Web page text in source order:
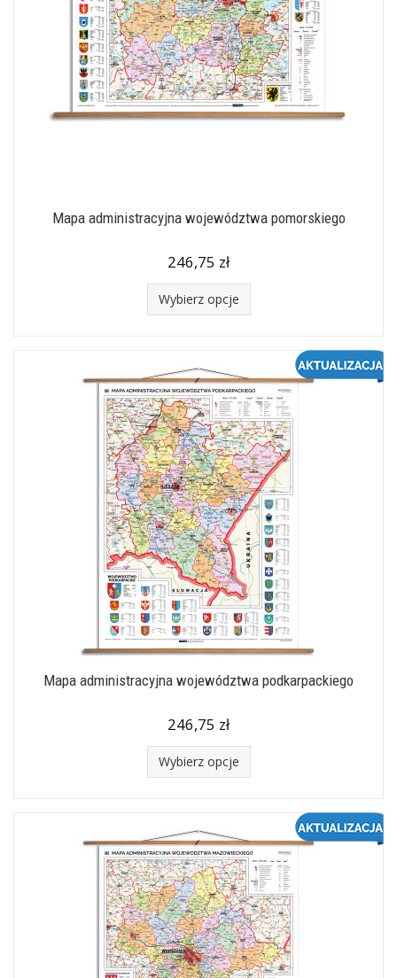
Mapa administracyjna województwa pomorskiego
246,75 zł
Wybierz opcje
Mapa administracyjna województwa podkarpackiego
246,75 zł
Wybierz opcje